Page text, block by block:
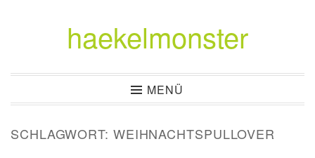
haekelmonster
MENÜ
SCHLAGWORT: WEIHNACHTSPULLOVER